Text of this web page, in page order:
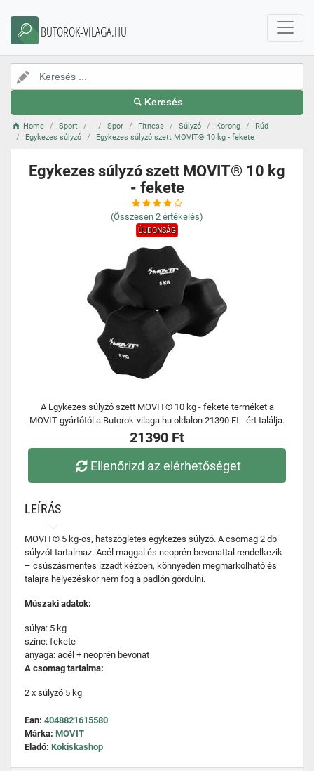
BUTOROK-VILAGA.HU
Keresés
Home Sport Spor Fitness Súlyzó Korong
Rúd
Egykezes súlyzó
Egykezes súlyzó szett MOVIT® 10 kg - fekete
Egykezes súlyzó szett MOVIT® 10 kg
- fekete
(Összesen 2 értékelés)
ÚJDONSÁG
A Egykezes súlyzó szett MOVIT® 10 kg - fekete terméket a
MOVIT gyártótól a Butorok-vilaga.hu oldalon 21390 Ft - ért találja.
21390 Ft
Ellenőrizd az elérhetőséget
LEÍRÁS
MOVIT® 5 kg-os, hatszögletes egykezes súlyzó. A csomag 2 db
súlyzót tartalmaz. Acél maggal és neoprén bevonattal rendelkezik
– csúszásmentes izzadt kézben, könnyedén megmarkolható és
talajra helyezéskor nem fog a padlón gördülni.
Műszaki adatok:
súlya: 5 kg
színe: fekete
anyaga: acél + neoprén bevonat
A csomag tartalma:
2 x súlyzó 5 kg
Ean: 4048821615580
Márka: MOVIT
Eladó: Kokiskashop